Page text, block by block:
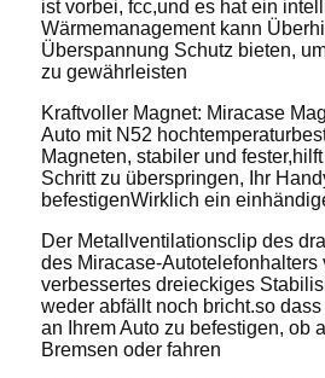
ist vorbei, fcc,und es hat ein
Wärmemanagement kann
Überspannung Schutz bieten,
zu gewährleisten
Kraftvoller Magnet: Miracase
Auto mit N52
Magneten, stabiler und
Schritt zu überspringen, Ihr
befestigenWirklich ein
Der Metallventilationsclip des
des Miracase-Autotelefonhalters
verbessertes dreieckiges
weder abfällt noch bricht.so
an Ihrem Auto zu befestigen, ob
Bremsen oder fahren